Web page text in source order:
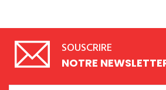
SOUSCRIRE
NOTRE